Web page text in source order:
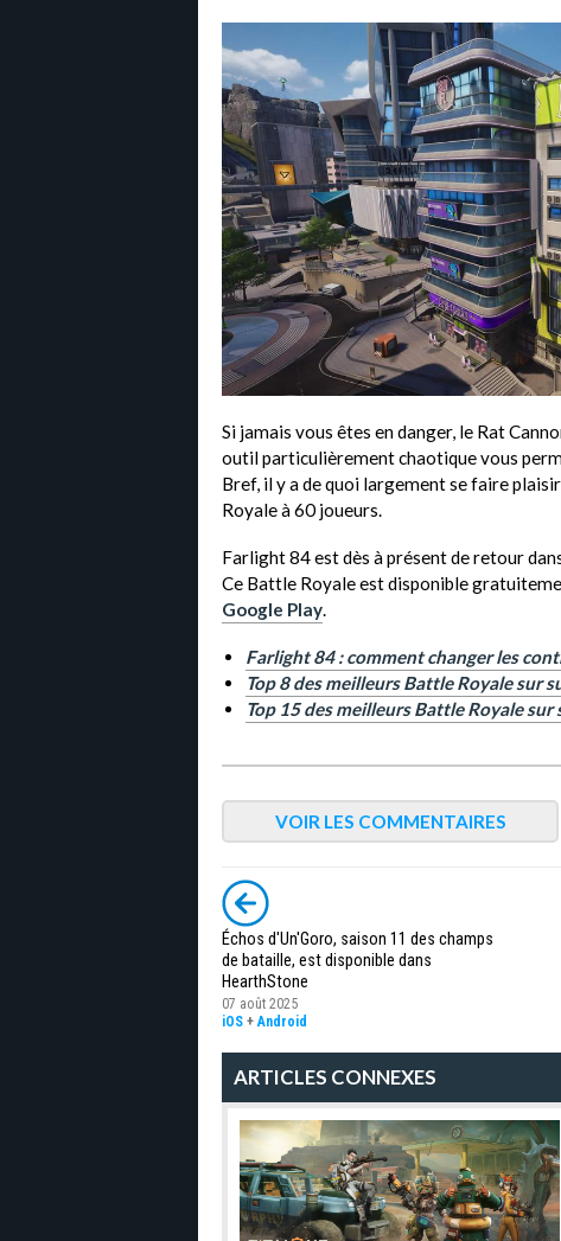
Si jamais vous êtes en danger, le Rat
outil particulièrement chaotique vous
Bref, il y a de quoi largement se faire
Royale à 60 joueurs.
Farlight 84 est dès à présent de retour
Ce Battle Royale est disponible
Google Play.
Farlight 84 : comment changer les
Top 8 des meilleurs Battle Royale sur
Top 15 des meilleurs Battle Royale
VOIR LES COMMENTAIRES
Échos d'Un'Goro, saison 11 des champs
de bataille, est disponible dans
HearthStone
07 août 2025
iOS + Android
ARTICLES CONNEXES